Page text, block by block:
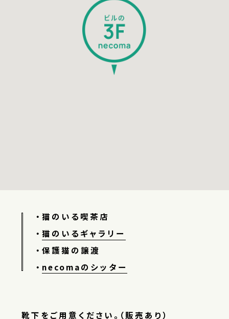
猫のいる喫茶店
猫のいるギャラリー
保護猫の譲渡
necomaのシッター
靴下をご用意ください。（販売あり）